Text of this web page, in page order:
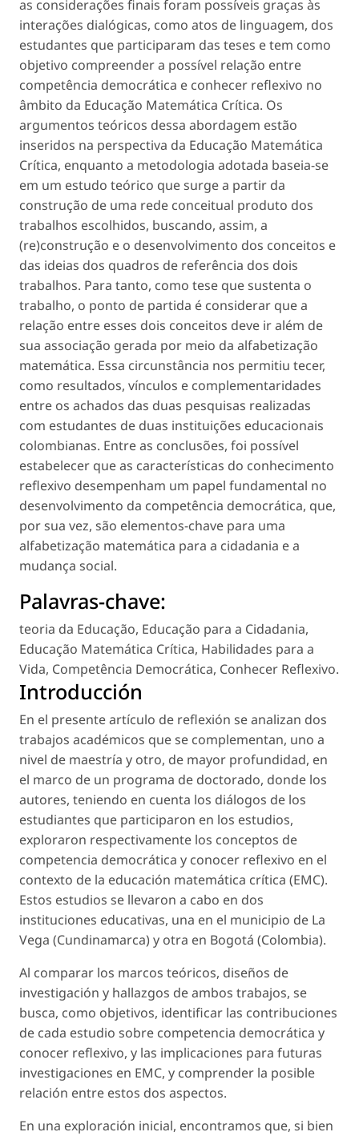
as considerações finais foram possíveis graças às
interações dialógicas, como atos de linguagem, dos
estudantes que participaram das teses e tem como
objetivo compreender a possível relação entre
competência democrática e conhecer reflexivo no
âmbito da Educação Matemática Crítica. Os
argumentos teóricos dessa abordagem estão
inseridos na perspectiva da Educação Matemática
Crítica, enquanto a metodologia adotada baseia-se
em um estudo teórico que surge a partir da
construção de uma rede conceitual produto dos
trabalhos escolhidos, buscando, assim, a
(re)construção e o desenvolvimento dos conceitos e
das ideias dos quadros de referência dos dois
trabalhos. Para tanto, como tese que sustenta o
trabalho, o ponto de partida é considerar que a
relação entre esses dois conceitos deve ir além de
sua associação gerada por meio da alfabetização
matemática. Essa circunstância nos permitiu tecer,
como resultados, vínculos e complementaridades
entre os achados das duas pesquisas realizadas
com estudantes de duas instituições educacionais
colombianas. Entre as conclusões, foi possível
estabelecer que as características do conhecimento
reflexivo desempenham um papel fundamental no
desenvolvimento da competência democrática, que,
por sua vez, são elementos-chave para uma
alfabetização matemática para a cidadania e a
mudança social.
Palavras-chave:
teoria da Educação, Educação para a Cidadania,
Educação Matemática Crítica, Habilidades para a
Vida, Competência Democrática, Conhecer Reflexivo.
Introducción
En el presente artículo de reflexión se analizan dos
trabajos académicos que se complementan, uno a
nivel de maestría y otro, de mayor profundidad, en
el marco de un programa de doctorado, donde los
autores, teniendo en cuenta los diálogos de los
estudiantes que participaron en los estudios,
exploraron respectivamente los conceptos de
competencia democrática y conocer reflexivo en el
contexto de la educación matemática crítica (EMC).
Estos estudios se llevaron a cabo en dos
instituciones educativas, una en el municipio de La
Vega (Cundinamarca) y otra en Bogotá (Colombia).
Al comparar los marcos teóricos, diseños de
investigación y hallazgos de ambos trabajos, se
busca, como objetivos, identificar las contribuciones
de cada estudio sobre competencia democrática y
conocer reflexivo, y las implicaciones para futuras
investigaciones en EMC, y comprender la posible
relación entre estos dos aspectos.
En una exploración inicial, encontramos que, si bien